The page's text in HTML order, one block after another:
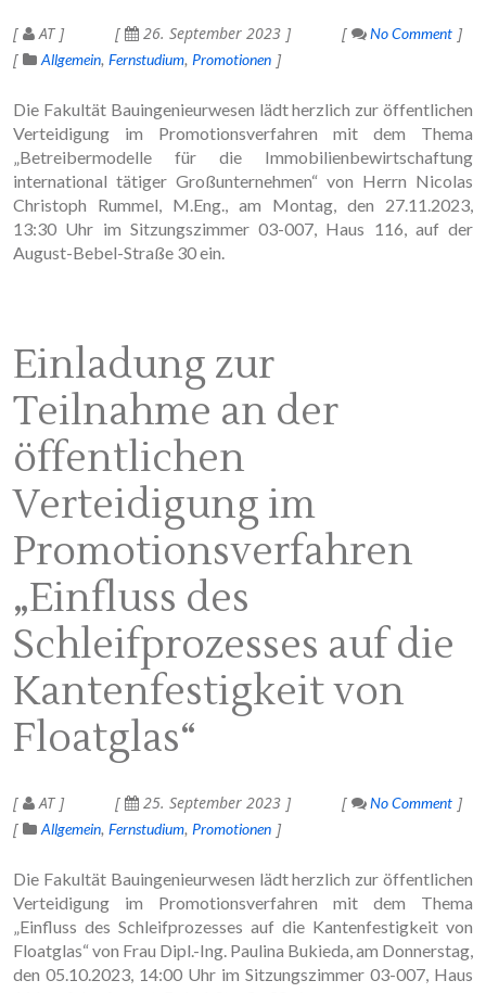
AT 26. September 2023
No Comment
Allgemein Fernstudium Promotionen
Die Fakultät Bauingenieurwesen lädt herzlich zur öffentlichen
Verteidigung im Promotionsverfahren mit dem Thema
„Betreibermodelle für die Immobilienbewirtschaftung
international tätiger Großunternehmen“ von Herrn Nicolas
Christoph Rummel, M.Eng., am Montag, den 27.11.2023,
13:30 Uhr im Sitzungszimmer 03-007, Haus 116, auf der
August-Bebel-Straße 30 ein.
Einladung zur
Teilnahme an der
öffentlichen
Verteidigung im
Promotionsverfahren
„Einfluss des
Schleifprozesses auf die
Kantenfestigkeit von
Floatglas“
AT 25. September 2023
No Comment
Allgemein Fernstudium Promotionen
Die Fakultät Bauingenieurwesen lädt herzlich zur öffentlichen
Verteidigung im Promotionsverfahren mit dem Thema
„Einfluss des Schleifprozesses auf die Kantenfestigkeit von
Floatglas“ von Frau Dipl.-Ing. Paulina Bukieda, am Donnerstag,
den 05.10.2023, 14:00 Uhr im Sitzungszimmer 03-007, Haus